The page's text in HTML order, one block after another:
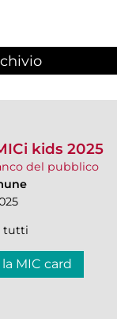
kids 2025
del pubblico
tutti
MIC card